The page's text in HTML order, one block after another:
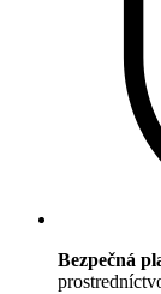
Bezpečná